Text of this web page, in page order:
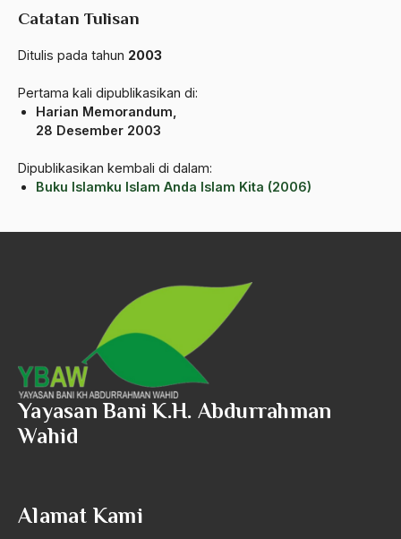
Catatan Tulisan
Ditulis pada tahun 2003
Pertama kali dipublikasikan di:
Harian Memorandum,
28 Desember 2003
Dipublikasikan kembali di dalam:
Buku Islamku Islam Anda Islam Kita (2006)
Antara Keyakinan dan Keuletan
Anti Kekerasan
Antonio Gramsci
Antony Van Leeuwenhoek
antropologi
antroposentrisme
apa yang kau cari palupi
Yayasan Bani K.H. Abdurrahman
Wahid
Alamat Kami